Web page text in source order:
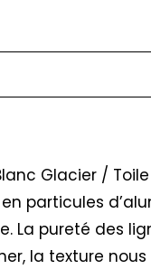
Blanc Glacier /
particules
La pureté des
la texture